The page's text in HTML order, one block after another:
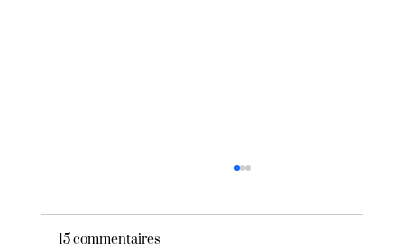
15 commentaires